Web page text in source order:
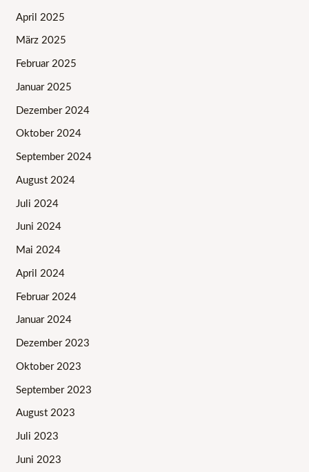
April 2025
März 2025
Februar 2025
Januar 2025
Dezember 2024
Oktober 2024
September 2024
August 2024
Juli 2024
Juni 2024
Mai 2024
April 2024
Februar 2024
Januar 2024
Dezember 2023
Oktober 2023
September 2023
August 2023
Juli 2023
Juni 2023